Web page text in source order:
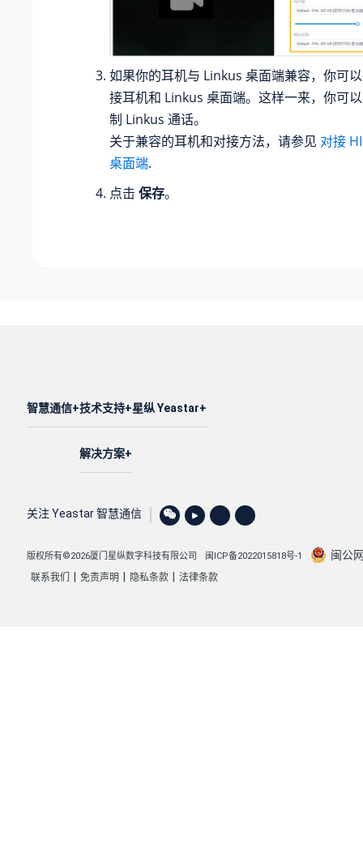
如果你的耳机与 Linkus 桌面端兼容，你可
接耳机和 Linkus 桌面端。这样一来，你可
制 Linkus 通话。
关于兼容的耳机和对接方法，请参见 对接
桌面端.
点击 保存。
智慧通信 技术支持
解决方案
星纵 Yeastar
关注 Yeastar 智慧通信
版权所有©2026厦门星纵数字科技有限公司 闽ICP备2022015818号-1 闽公
联系我们 免责声明 隐私条款 法律条款